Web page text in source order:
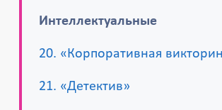
Интеллектуальные
20. «Корпоративная
21. «Детектив»